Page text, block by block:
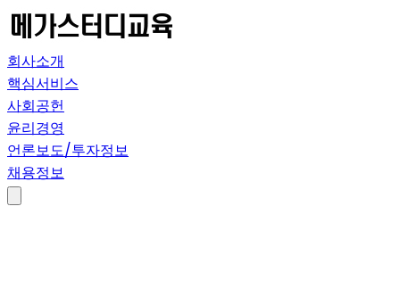
회사소개
핵심서비스
사회공헌
윤리경영
언론보도/투자정보
채용정보